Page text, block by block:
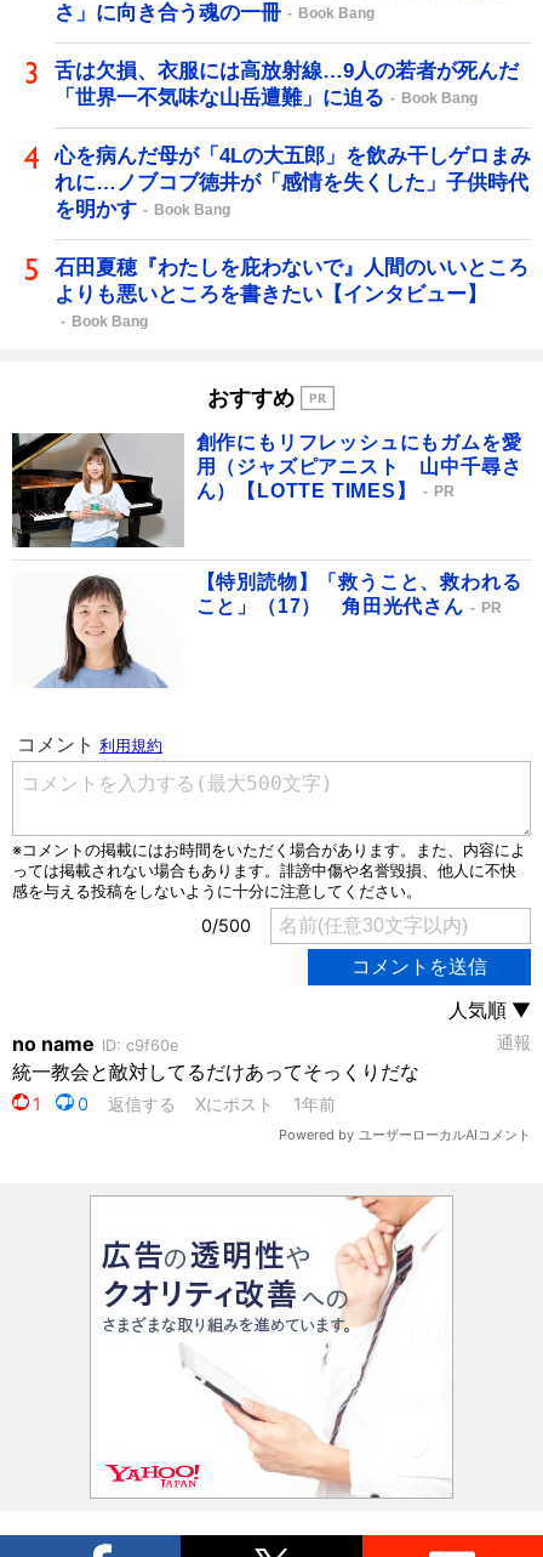
さ」に向き合う魂の一冊
Book Bang
舌は欠損、衣服には高放射線…9人の若者が死んだ
「世界一不気味な山岳遭難」に迫る
Book Bang
心を病んだ母が「4Lの大五郎」を飲み干しゲロまみ
れに…ノブコブ徳井が「感情を失くした」子供時代
を明かす
Book Bang
石田夏穂『わたしを庇わないで』人間のいいところ
よりも悪いところを書きたい【インタビュー】
Book Bang
おすすめ
創作にもリフレッシュにもガムを愛
用（ジャズピアニスト 山中千尋さ
ん）【LOTTE TIMES】
PR
【特別読物】「救うこと、救われる
こと」（17） 角田光代さん
PR